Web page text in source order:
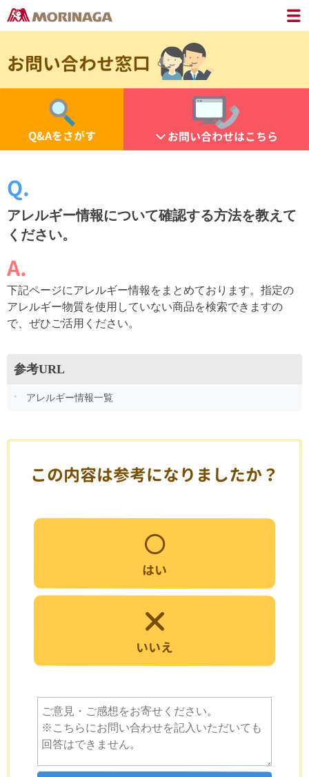
お問い合わせ窓口
Q&Aをさがす お問い合わせはこちら
アレルギー情報について確認する方法を教えて
ください。
下記ページにアレルギー情報をまとめております。指定の
アレルギー物質を使用していない商品を検索できますの
で、ぜひご活用ください。
参考URL
アレルギー情報一覧
この内容は参考になりましたか？
はい
いいえ